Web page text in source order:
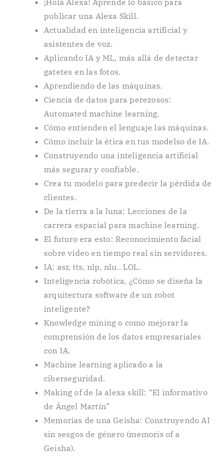
publicar una Alexa Skill.
Actualidad en inteligencia artificial y
asistentes de voz.
Aplicando IA y ML, más allá de detectar
gatetes en las fotos.
Aprendiendo de las máquinas.
Ciencia de datos para perezosos:
Automated machine learning.
Cómo entienden el lenguaje las máquinas.
Cómo incluir la ética en tus modelso de IA.
Construyendo una inteligencia artificial
más segurar y confiable.
Crea tu modelo para predecir la pérdida de
clientes.
De la tierra a la luna: Lecciones de la
carrera espacial para machine learning.
El futuro era esto: Reconocimiento facial
sobre vídeo en tiempo real sin servidores.
IA: asr, tts, nlp, nlu.. LOL.
Inteligencia robótica, ¿Cómo se diseña la
arquitectura software de un robot
inteligente?
Knowledge mining o como mejorar la
comprensión de los datos empresariales
con IA.
Machine learning aplicado a la
ciberseguridad.
Making of de la alexa skill: “El informativo
de Ángel Martín”
Memorias de una Geisha: Construyendo AI
sin sesgos de género (memoris of a
Geisha).